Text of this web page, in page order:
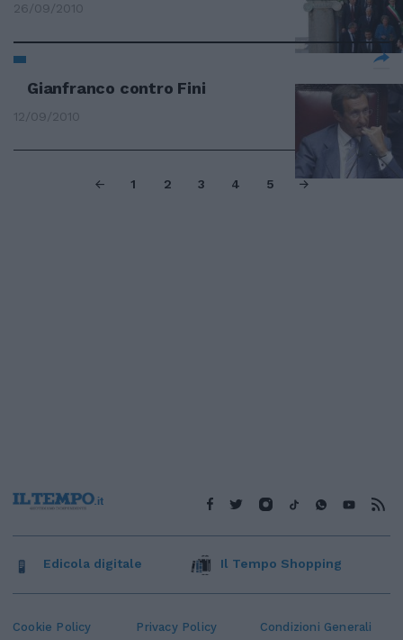
26/09/2010
Gianfranco contro Fini
12/09/2010
1 2 3 4 5
Cookie Policy Privacy Policy Condizioni Generali
Edicola digitale Il Tempo Shopping